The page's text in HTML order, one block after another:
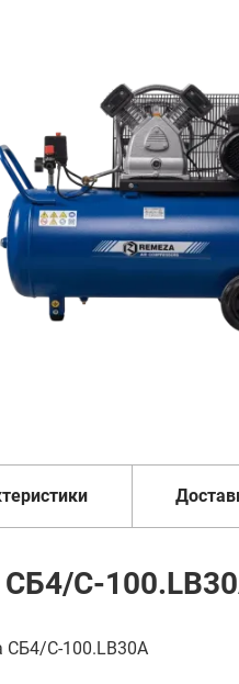
СБ4/С-
СБ4/С-100.LB30A